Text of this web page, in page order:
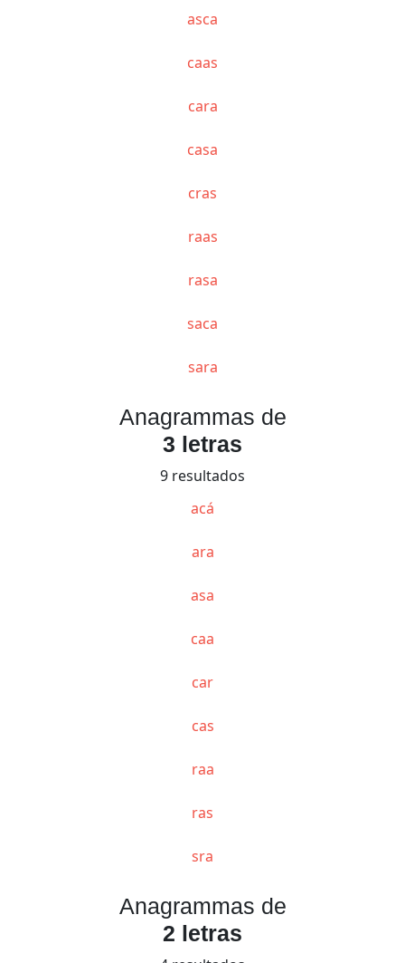
asca
caas
cara
casa
cras
raas
rasa
saca
sara
Anagrammas de
3 letras
9 resultados
acá
ara
asa
caa
car
cas
raa
ras
sra
Anagrammas de
2 letras